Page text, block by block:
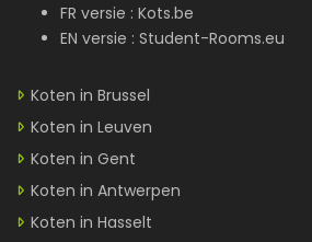
FR versie : Kots.be
EN versie : Student-Rooms.eu
Koten in Brussel
Koten in Leuven
Koten in Gent
Koten in Antwerpen
Koten in Hasselt